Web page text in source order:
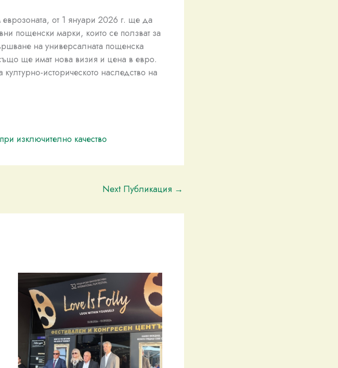
от 1 януари 2026 г. ще да
пощенски марки, които се ползват за
на универсалната пощенска
ще имат нова визия и цена в евро.
историческото наследство на
изключително качество
Next Публикация →